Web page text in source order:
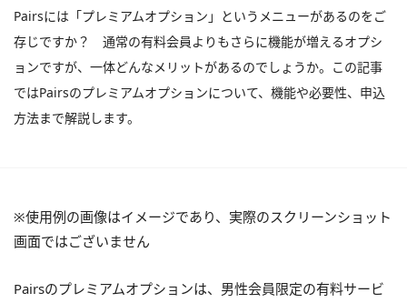
Pairsには「プレミアムオプション」というメニューがあるのをご
存じですか？ 通常の有料会員よりもさらに機能が増えるオプシ
ョンですが、一体どんなメリットがあるのでしょうか。この記事
ではPairsのプレミアムオプションについて、機能や必要性、申込
方法まで解説します。
※使用例の画像はイメージであり、実際のスクリーンショット
画面ではございません
Pairsのプレミアムオプションは、男性会員限定の有料サービ